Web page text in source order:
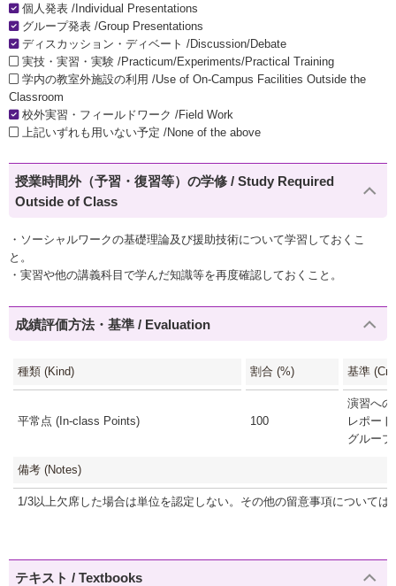
個人発表 /Individual Presentations
グループ発表 /Group Presentations
ディスカッション・ディベート /Discussion/Debate
実技・実習・実験 /Practicum/Experiments/Practical Training
学内の教室外施設の利用 /Use of On-Campus Facilities Outside the
Classroom
校外実習・フィールドワーク /Field Work
上記いずれも用いない予定 /None of the above
授業時間外（予習・復習等）の学修 / Study Required
Outside of Class
・ソーシャルワークの基礎理論及び援助技術について学習しておくこ
と。
・実習や他の講義科目で学んだ知識等を再度確認しておくこと。
成績評価方法・基準 / Evaluation
種類 (Kind) 割合 (%) 基準
平常点 (In-class Points) 100
演習への
レポー
グルー
備考 (Notes)
1/3以上欠席した場合は単位を認定しない。その他の留意事項については
テキスト / Textbooks